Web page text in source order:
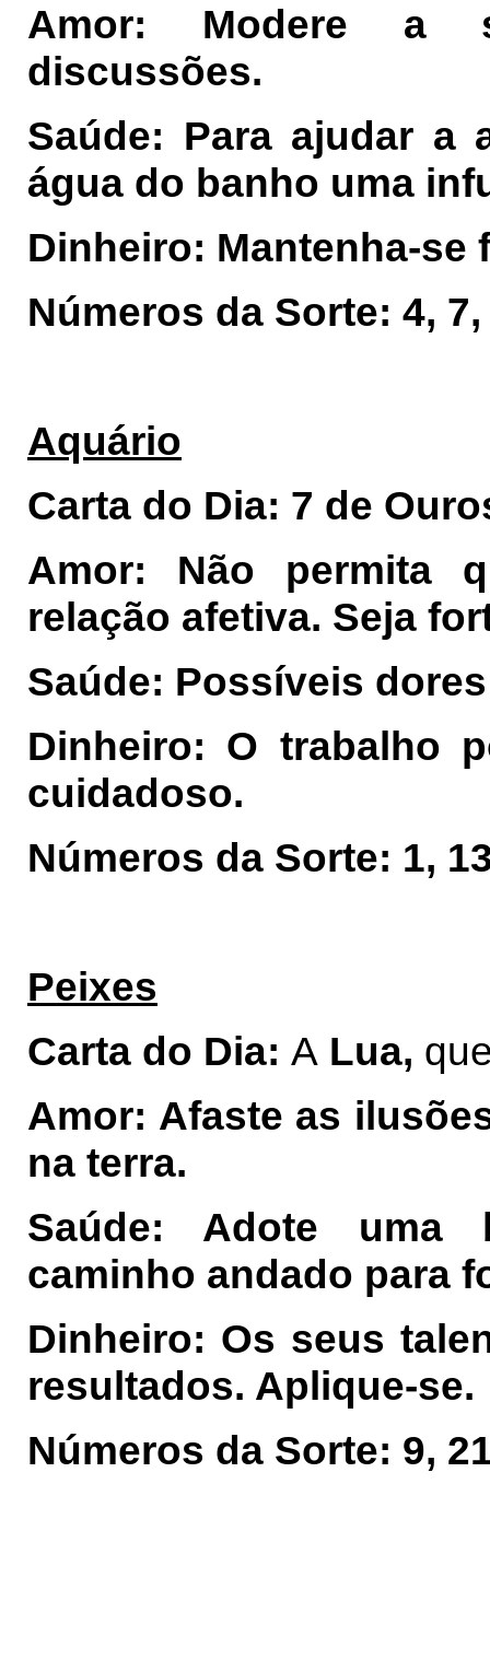
Amor: Modere a
discussões.
Saúde: Para ajudar a
água do banho uma
Dinheiro: Mantenha-se
Números da Sorte: 4, 7,
Aquário
Carta do Dia: 7 de
Amor: Não permita
relação afetiva. Seja
Saúde: Possíveis
Dinheiro: O trabalho
cuidadoso.
Números da Sorte: 1,
Peixes
Carta do Dia: A Lua,
Amor: Afaste as
na terra.
Saúde: Adote uma
caminho andado para
Dinheiro: Os seus
resultados. Aplique-se.
Números da Sorte: 9,